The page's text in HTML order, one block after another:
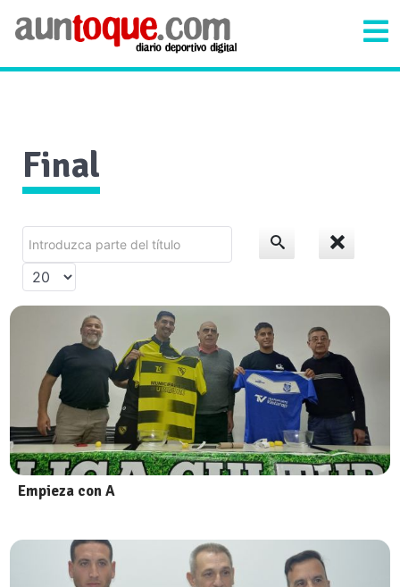
Final
Introduzca
parte
del
título
Cantidad
a
Empieza con A